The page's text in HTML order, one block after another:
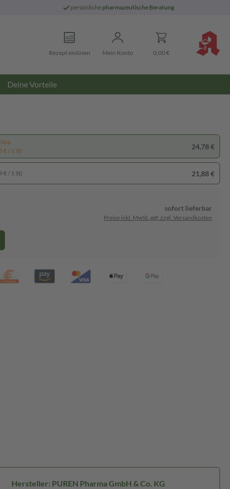
persönliche pharmazeutische Beratung
Rezept einlösen Mein Konto 0,00 €
Deine Vorteile
€ / 1 St)
24,78 €
€ / 1 St) 21,88 €
sofort lieferbar
Preise inkl. MwSt. ggf. zzgl. Versandkosten
Hersteller: PUREN Pharma GmbH & Co. KG